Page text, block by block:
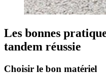
Les bonnes
tandem réussie
Choisir le bon matériel